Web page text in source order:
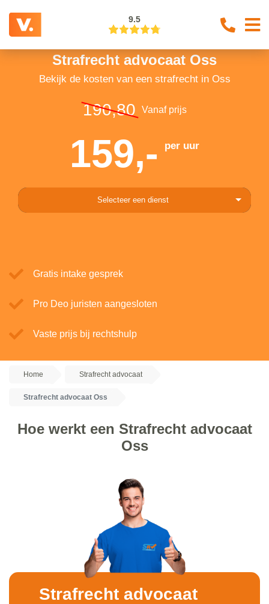
9.5
Strafrecht advocaat Oss
Bekijk de kosten van een strafrecht in Oss
190,80 Vanaf prijs
159,- per uur
Selecteer een dienst
Gratis intake gesprek
Pro Deo juristen aangesloten
Vaste prijs bij rechtshulp
Home Strafrecht advocaat
Strafrecht advocaat Oss
Hoe werkt een Strafrecht advocaat
Oss
Strafrecht advocaat